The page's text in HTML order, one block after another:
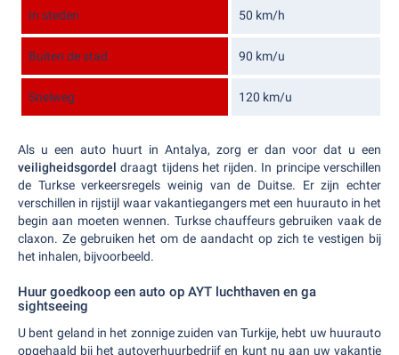
In steden 50 km/h
Buiten de stad 90 km/u
Snelweg 120 km/u
Als u een auto huurt in Antalya, zorg er dan voor dat u een
veiligheidsgordel draagt tijdens het rijden. In principe verschillen
de Turkse verkeersregels weinig van de Duitse. Er zijn echter
verschillen in rijstijl waar vakantiegangers met een huurauto in het
begin aan moeten wennen. Turkse chauffeurs gebruiken vaak de
claxon. Ze gebruiken het om de aandacht op zich te vestigen bij
het inhalen, bijvoorbeeld.
Huur goedkoop een auto op AYT luchthaven en ga
sightseeing
U bent geland in het zonnige zuiden van Turkije, hebt uw huurauto
opgehaald bij het autoverhuurbedrijf en kunt nu aan uw vakantie